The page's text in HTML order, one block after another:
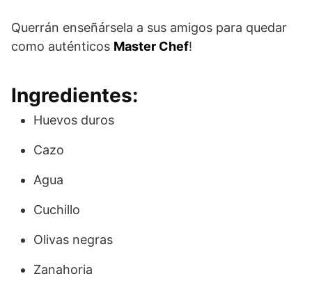
Querrán enseñársela a sus amigos para quedar
como auténticos Master Chef!
Ingredientes:
Huevos duros
Cazo
Agua
Cuchillo
Olivas negras
Zanahoria